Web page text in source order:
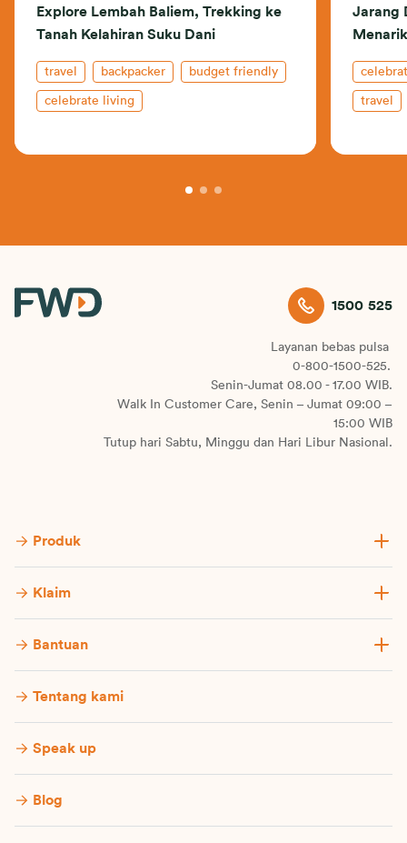
Explore Lembah Baliem, Trekking ke
Tanah Kelahiran Suku Dani
travel backpacker budget friendly
celebrate living
Jarang
travel
1500 525
Layanan bebas pulsa
0-800-1500-525.
Senin-Jumat 08.00 - 17.00 WIB.
Walk In Customer Care, Senin – Jumat 09:00 –
15:00 WIB
Tutup hari Sabtu, Minggu dan Hari Libur Nasional.
Produk
Klaim
Bantuan
Tentang kami
Speak up
Blog